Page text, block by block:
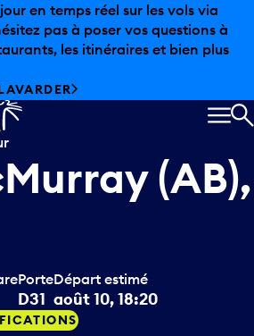
sont arrivées chez Pearson.
offres gastronomiques et bien
CHEZ PEARSON
(AB),
D31 août 10, 18:20